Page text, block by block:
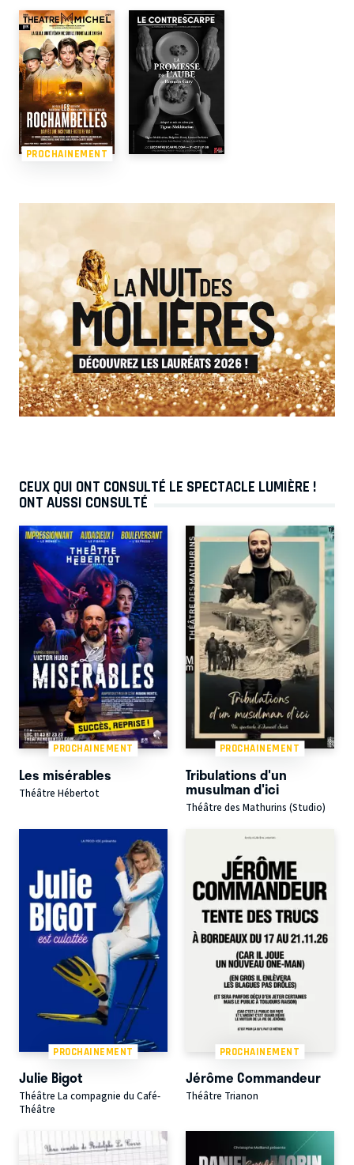
PROCHAINEMENT
CEUX QUI ONT CONSULTÉ LE SPECTACLE LUMIÈRE !
ONT AUSSI CONSULTÉ
PROCHAINEMENT
Les misérables
Théâtre Hébertot
PROCHAINEMENT
Tribulations d'un
musulman d'ici
Théâtre des Mathurins (Studio)
PROCHAINEMENT
Julie Bigot
Théâtre La compagnie du Café-
Théâtre
PROCHAINEMENT
Jérôme Commandeur
Théâtre Trianon